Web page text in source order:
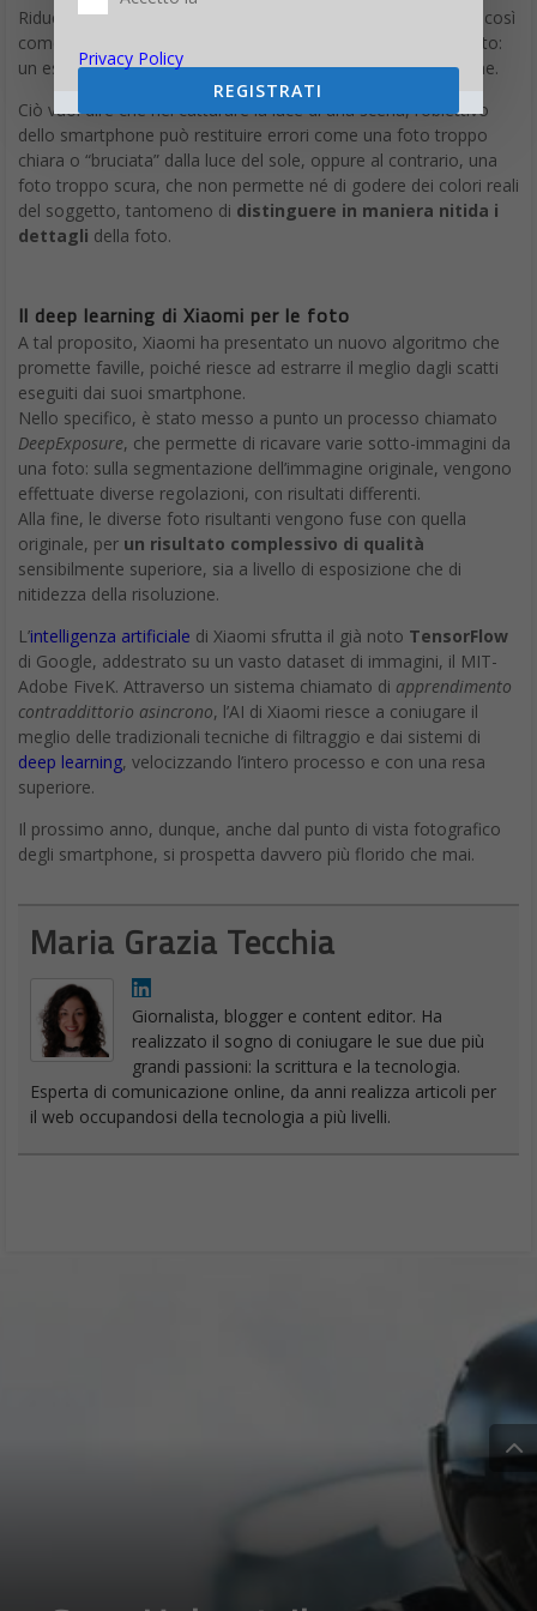
Riducendo la dimensione dei pixel, ma questo escamotage, così
come altri, possono portare a problemi nella resa dello scatto:
un esempio su tutti è la sovraesposizione o sottoesposizione.
Ciò vuol dire che nel catturare la luce di una scena, l’obiettivo
dello smartphone può restituire errori come una foto troppo
chiara o “bruciata” dalla luce del sole, oppure al contrario, una
foto troppo scura, che non permette né di godere dei colori reali
del soggetto, tantomeno di distinguere in maniera nitida i
dettagli della foto.
Il deep learning di Xiaomi per le foto
A tal proposito, Xiaomi ha presentato un nuovo algoritmo che
promette faville, poiché riesce ad estrarre il meglio dagli scatti
eseguiti dai suoi smartphone.
Nello specifico, è stato messo a punto un processo chiamato
DeepExposure, che permette di ricavare varie sotto-immagini da
una foto: sulla segmentazione dell’immagine originale, vengono
effettuate diverse regolazioni, con risultati differenti.
Alla fine, le diverse foto risultanti vengono fuse con quella
originale, per un risultato complessivo di qualità
sensibilmente superiore, sia a livello di esposizione che di
nitidezza della risoluzione.
L’intelligenza artificiale di Xiaomi sfrutta il già noto TensorFlow
di Google, addestrato su un vasto dataset di immagini, il MIT-
Adobe FiveK. Attraverso un sistema chiamato di apprendimento
contraddittorio asincrono, l’AI di Xiaomi riesce a coniugare il
meglio delle tradizionali tecniche di filtraggio e dai sistemi di
deep learning, velocizzando l’intero processo e con una resa
superiore.
Il prossimo anno, dunque, anche dal punto di vista fotografico
degli smartphone, si prospetta davvero più florido che mai.
Maria Grazia Tecchia
Giornalista, blogger e content editor. Ha
realizzato il sogno di coniugare le sue due più
grandi passioni: la scrittura e la tecnologia.
Esperta di comunicazione online, da anni realizza articoli per
il web occupandosi della tecnologia a più livelli.
Privacy Policy
REGISTRATI